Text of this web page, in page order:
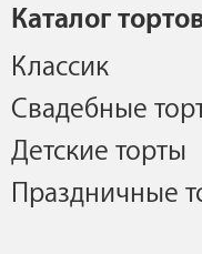
Каталог
Классик
Свадебные
Детские торты
Праздничные